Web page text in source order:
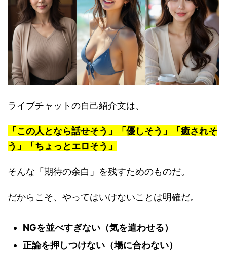
ライブチャットの自己紹介文は、
「この人となら話せそう」「優しそう」「癒されそ
う」「ちょっとエロそう」
そんな「期待の余白」を残すためのものだ。
だからこそ、やってはいけないことは明確だ。
NGを並べすぎない（気を遣わせる）
正論を押しつけない（場に合わない）